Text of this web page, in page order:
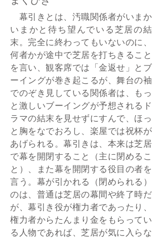
幕引きとは、汚職関係者がいまか
いまかと待ち望んでいる芝居の結
末。完全に終わってもいないのに、
何者かが途中で芝居を打ちきること
を言い、観客席では「金返せ」とブ
ーイングが巻き起こるが、舞台の袖
でのぞき見している関係者は、もっ
と激しいブーイングが予想されるド
ラマの結末を見せずにすんで、ほっ
と胸をなでおろし、楽屋では祝杯が
あげられる。幕引きは、本来は芝居
で幕を開閉すること（主に閉めるこ
と）、また幕を開閉する役目の者を
言う。幕が引かれる（閉められる）
のは、普通は芝居の幕間や終了時だ
が、幕引き役が権力者であったり、
権力者からたんまり金をもらってい
る人物であれば、芝居が気に入らな